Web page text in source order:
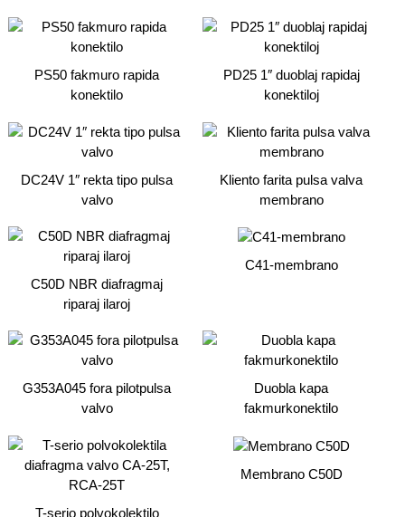
PS50 fakmuro rapida
konektilo
PD25 1″ duoblaj rapidaj
konektiloj
DC24V 1″ rekta tipo pulsa
valvo
Kliento farita pulsa valva
membrano
C50D NBR diafragmaj
riparaj ilaroj
C41-membrano
G353A045 fora pilotpulsa
valvo
Duobla kapa
fakmurkonektilo
T-serio polvokolektilo
Membrano C50D